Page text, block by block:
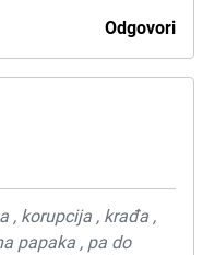
Odgovori
, korupcija , krađa ,
papaka , pa do